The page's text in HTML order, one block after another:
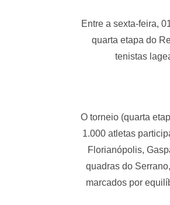
Entre a sexta-feira,
quarta etapa do
tenistas
O torneio (quarta
1.000 atletas
Florianópolis,
quadras do
marcados por